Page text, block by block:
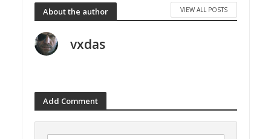
About the author VIEW ALL POSTS
vxdas
Add Comment